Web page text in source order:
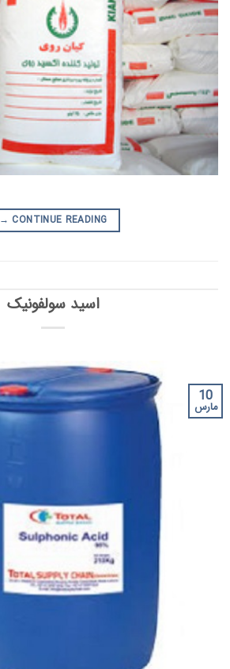
CONTINUE READING
→
اسید سولفونیک
10
مارس